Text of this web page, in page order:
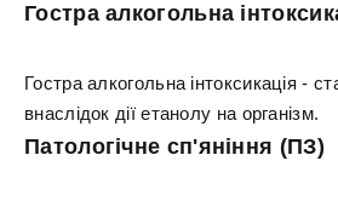
Гостра алкогольна
Гостра алкогольна інтоксикація -
внаслідок дії етанолу на організм.
Патологічне сп'яніння (ПЗ)